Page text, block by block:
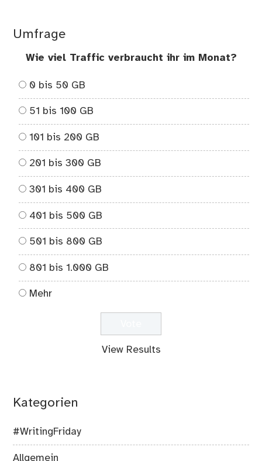
Umfrage
Wie viel Traffic verbraucht ihr im Monat?
0 bis 50 GB
51 bis 100 GB
101 bis 200 GB
201 bis 300 GB
301 bis 400 GB
401 bis 500 GB
501 bis 800 GB
801 bis 1.000 GB
Mehr
View Results
Kategorien
#WritingFriday
Allgemein